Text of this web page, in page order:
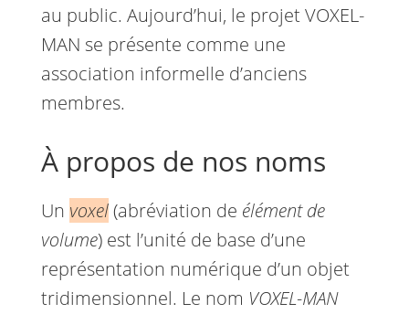
au public. Aujourd’hui, le projet VOXEL-
MAN se présente comme une
association informelle d’anciens
membres.
À propos de nos noms
Un voxel(abréviation de élément de
volume) est l’unité de base d’une
représentation numérique d’un objet
tridimensionnel. Le nom VOXEL-MAN